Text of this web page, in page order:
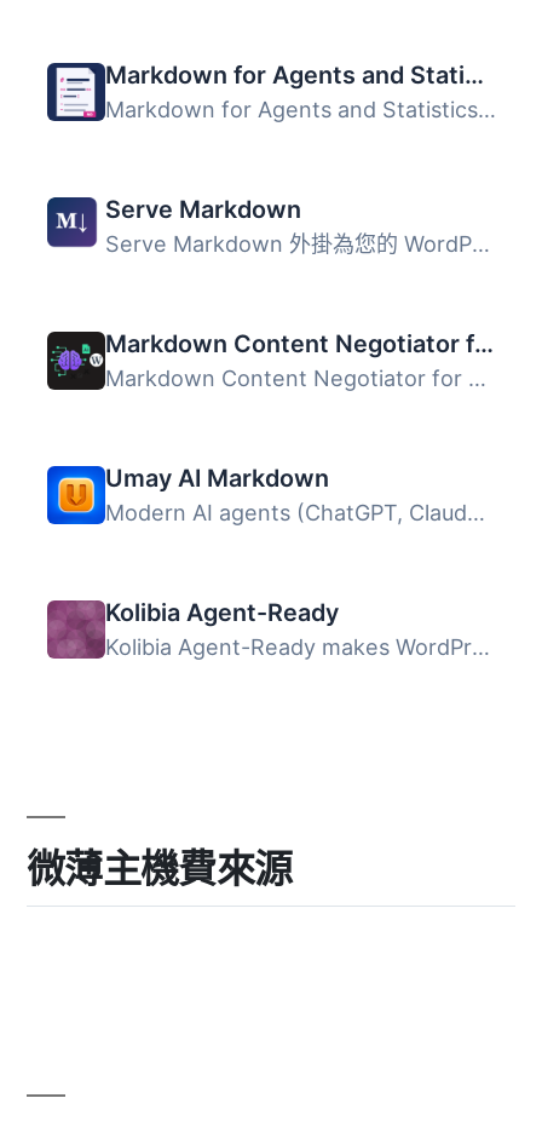
Markdown for Agents and Statistics
Markdown for Agents and Statistics 外掛將 WordPress 內容...
Serve Markdown
Serve Markdown 外掛為您的 WordPress 網站提供直接的 Markdo...
Markdown Content Negotiator for LLMs
Markdown Content Negotiator for LLMs 是一款性能優化的 Wor...
Umay AI Markdown
Modern AI agents (ChatGPT, Claude, Perplexity, Gemini, et...
Kolibia Agent-Ready
Kolibia Agent-Ready makes WordPress content available as ...
微薄主機費來源